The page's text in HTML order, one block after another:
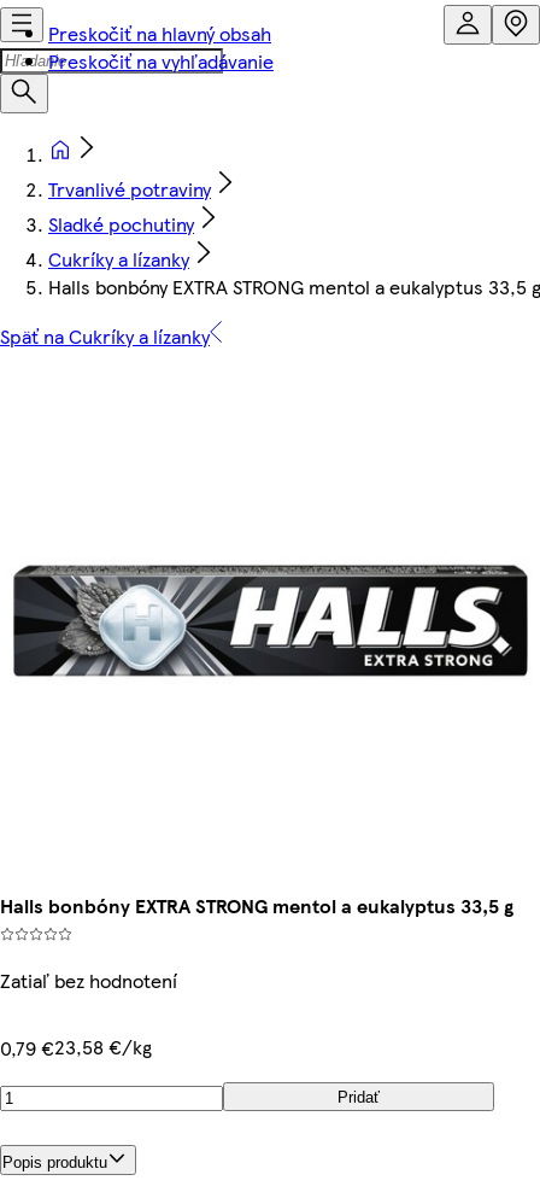
Preskočiť na hlavný obsah
Preskočiť na vyhľadávanie
Trvanlivé potraviny
Sladké pochutiny
Cukríky a lízanky
Halls bonbóny EXTRA STRONG mentol a eukalyptus 33,5 g
Späť na Cukríky a lízanky
Halls bonbóny EXTRA STRONG mentol a eukalyptus 33,5 g
Zatiaľ bez hodnotení
0,79 €23,58 €/kg
Pridať
Popis produktu